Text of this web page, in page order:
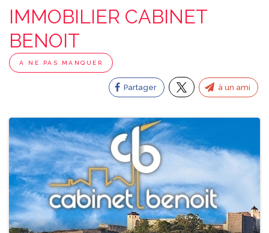
IMMOBILIER CABINET
BENOIT
A NE PAS MANQUER
Partager à un ami